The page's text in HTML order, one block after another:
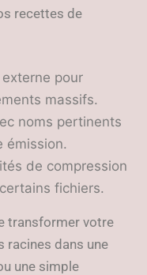
recettes de
pour
massifs.
noms pertinents
émission.
de compression
fichiers.
transformer votre
racines dans une
une simple